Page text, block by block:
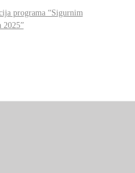
programa “Sigurnim
2025”